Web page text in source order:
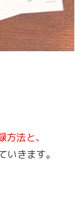
方法と、
いきます。